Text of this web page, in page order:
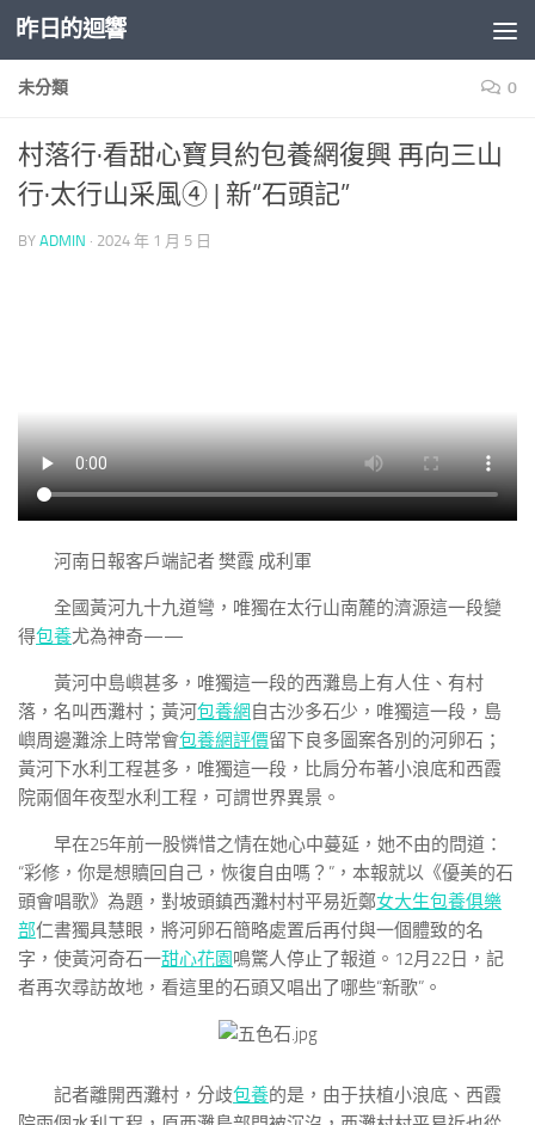
Skip to content
昨日的迴響
未分類 0
村落行·看甜心寶貝約包養網復興 再向三山
行·太行山采風④ | 新“石頭記”
BY ADMIN · 2024 年 1 月 5 日
河南日報客戶端記者 樊霞 成利軍
全國黃河九十九道彎，唯獨在太行山南麓的濟源這一段變
得包養尤為神奇——
黃河中島嶼甚多，唯獨這一段的西灘島上有人住、有村
落，名叫西灘村；黃河包養網 自古沙多石少，唯獨這一段，島
嶼周邊灘涂上時常會包養網評價留下良多圖案各別的河卵石；
黃河下水利工程甚多，唯獨這一段，比肩分布著小浪底和西霞
院兩個年夜型水利工程，可謂世界異景。
早在25年前一股憐惜之情在她心中蔓延，她不由的問道：
“彩修，你是想贖回自己，恢復自由嗎？”，本報就以《優美的石
頭會唱歌》為題，對坡頭鎮西灘村村平易近鄭女大生包養俱樂
部仁書獨具慧眼，將河卵石簡略處置后再付與一個體致的名
字，使黃河奇石一甜心花園鳴驚人停止了報道。12月22日，記
者再次尋訪故地，看這里的石頭又唱出了哪些“新歌”。
記者離開西灘村，分歧包養的是，由于扶植小浪底、西霞